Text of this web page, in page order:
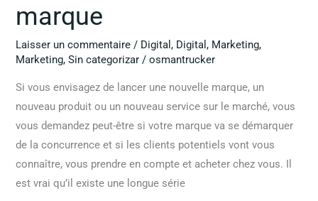
marque
Laisser un commentaire / Digital , Digital , Marketing,
Marketing,Sin categorizar /osmantrucker
Si vous envisagez de lancer une nouvelle marque, un
nouveau produit ou un nouveau service sur le marché, vous
vous demandez peut-être si votre marque va se démarquer
de la concurrence et si les clients potentiels vont vous
connaître, vous prendre en compte et acheter chez vous. Il
est vrai qu’il existe une longue série